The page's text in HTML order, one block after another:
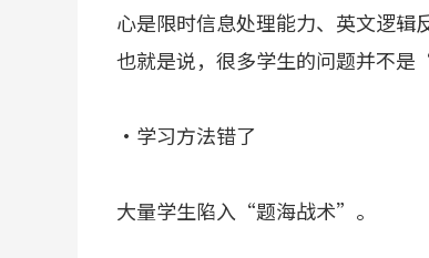
心是限时信息处理能力、英文逻辑
也就是说，很多学生的问题并不是
·学习方法错了
大量学生陷入“题海战术”。